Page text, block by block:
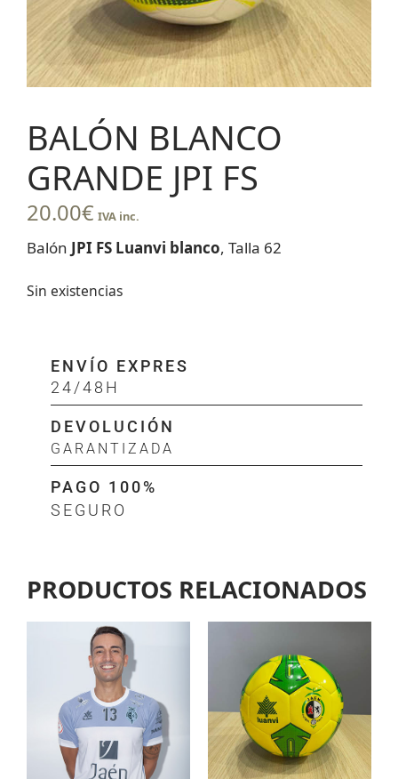
BALÓN BLANCO
GRANDE JPI FS
20.00€ IVA inc.
Balón JPI FS Luanvi blanco, Talla 62
Sin existencias
ENVÍO EXPRES
24/48H
DEVOLUCIÓN
GARANTIZADA
PAGO 100%
SEGURO
PRODUCTOS RELACIONADOS